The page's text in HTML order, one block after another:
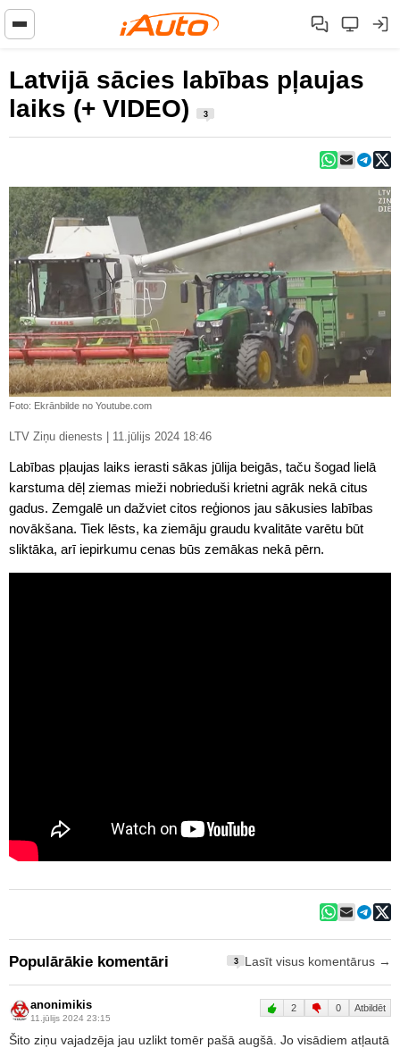
Latvijā sācies labības pļaujas
laiks (+ VIDEO)
3
Foto: Ekrānbilde no Youtube.com
LTV Ziņu dienests | 11.jūlijs 2024 18:46
Labības pļaujas laiks ierasti sākas jūlija beigās, taču šogad lielā
karstuma dēļ ziemas mieži nobrieduši krietni agrāk nekā citus
gadus. Zemgalē un dažviet citos reģionos jau sākusies labības
novākšana. Tiek lēsts, ka ziemāju graudu kvalitāte varētu būt
sliktāka, arī iepirkumu cenas būs zemākas nekā pērn.
Populārākie komentāri 3 Lasīt visus komentārus →
anonimikis
11.jūlijs 2024 23:15
2 0 Atbildēt
Šito ziņu vajadzēja jau uzlikt tomēr pašā augšā. Jo visādiem atļautā